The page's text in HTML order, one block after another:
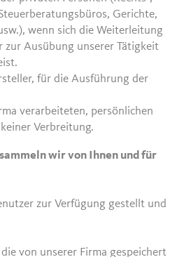
Gerichte,
wenn sich die Weiterleitung
zur Ausübung unserer Tätigkeit
für die Ausführung der
verarbeiteten, persönlichen
Verbreitung.
wir von Ihnen und für
zur Verfügung gestellt und
von unserer Firma gespeichert